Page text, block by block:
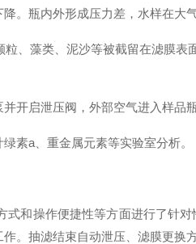
降。瓶内外形成压力差，水样在大
粒、藻类、泥沙等被截留在滤膜表
开启泄压阀，外部空气进入样品
素a、重金属元素等实验室分析。
式和操作便捷性等方面进行了针对
作。抽滤结束自动泄压、滤膜更换